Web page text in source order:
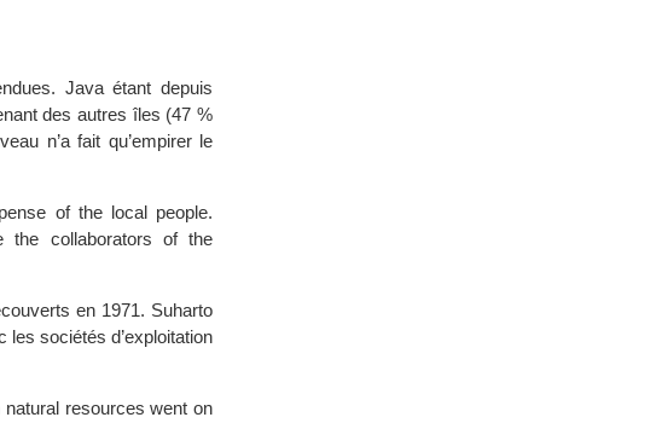
Java étant depuis
des autres îles (47 %
n’a fait qu’empirer le
of the local people.
the collaborators of the
en 1971. Suharto
les sociétés d’exploitation
resources went on